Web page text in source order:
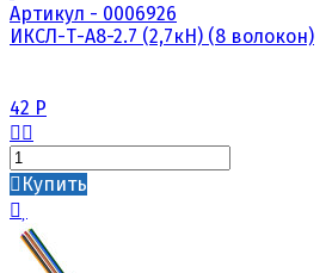
Артикул - 0006926
ИКСЛ-Т-А8-2.7 (2,7кН) (8 волокон)
42 Р
Купить